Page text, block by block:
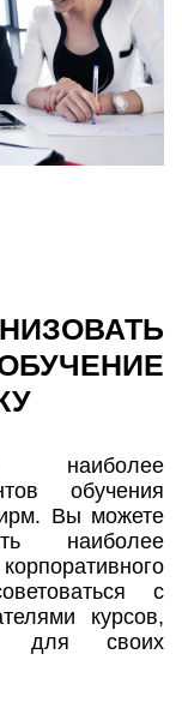
наиболее
обучения
Вы можете
наиболее
с
курсов,
для своих